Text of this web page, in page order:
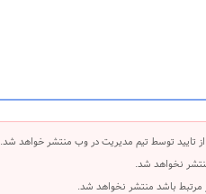
تایید توسط تیم مدیریت در وب منتشر خواهد شد.
نخواهد شد.
مرتبط باشد منتشر نخواهد شد.